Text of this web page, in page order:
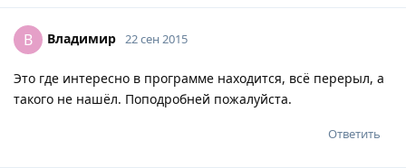
В Владимир 22 сен 2015
Это где интересно в программе находится, всё перерыл, а
такого не нашёл. Поподробней пожалуйста.
Ответить